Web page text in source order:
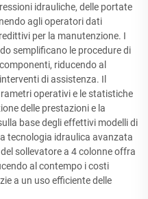
idrauliche, delle portate
agli operatori dati
per la manutenzione. I
semplificano le procedure di
riducendo al
di assistenza. Il
operativi e le statistiche
delle prestazioni e la
base degli effettivi modelli di
tecnologia idraulica avanzata
sollevatore a 4 colonne offra
al contempo i costi
a un uso efficiente delle